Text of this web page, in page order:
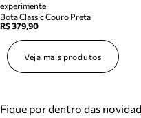
experimente
Bota Classic Couro Preta
R$ 379,90
Veja mais produtos
Fique por dentro das